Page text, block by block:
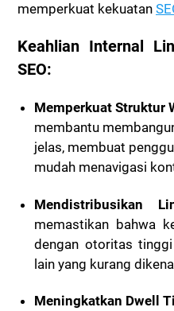
memperkuat kekuatan
Keahlian Internal
SEO:
Memperkuat Struktur
membantu
jelas, membuat
mudah menavigasi
Mendistribusikan
memastikan bahwa
dengan otoritas
lain yang kurang
Meningkatkan Dwell